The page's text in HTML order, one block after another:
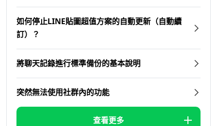
如何停止LINE貼圖超值方案的自動更新（自動續
訂）？
將聊天記錄進行標準備份的基本說明
突然無法使用社群內的功能
查看更多